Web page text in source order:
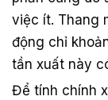
việc ít. Thang
động chỉ
tần xuất này
Để tính chính